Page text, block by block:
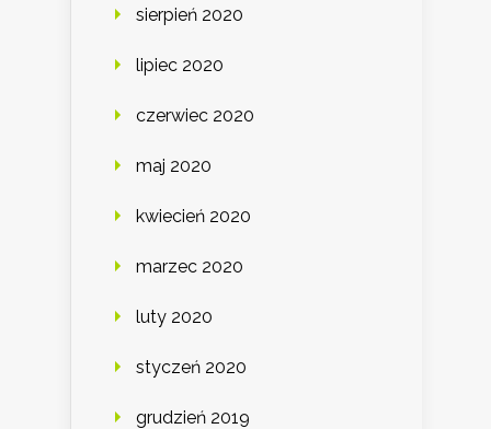
sierpień 2020
lipiec 2020
czerwiec 2020
maj 2020
kwiecień 2020
marzec 2020
luty 2020
styczeń 2020
grudzień 2019